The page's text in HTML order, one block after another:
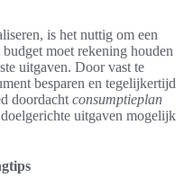
is het nuttig om een
moet rekening houden
uitgaven. Door vast te
besparen en tegelijkertijd
doordacht consumptieplan
uitgaven mogelijk